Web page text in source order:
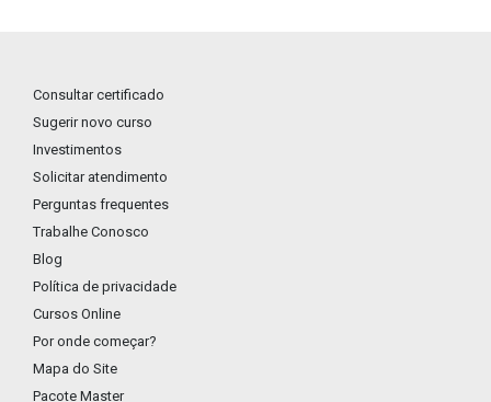
Consultar certificado
Sugerir novo curso
Investimentos
Solicitar atendimento
Perguntas frequentes
Trabalhe Conosco
Blog
Política de privacidade
Cursos Online
Por onde começar?
Mapa do Site
Pacote Master